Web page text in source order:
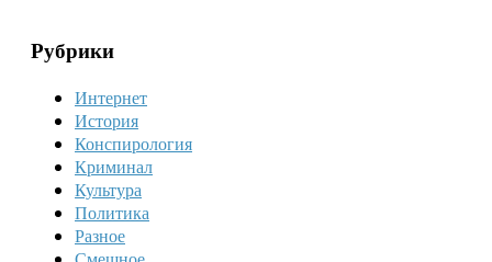
Рубрики
Интернет
История
Конспирология
Криминал
Культура
Политика
Разное